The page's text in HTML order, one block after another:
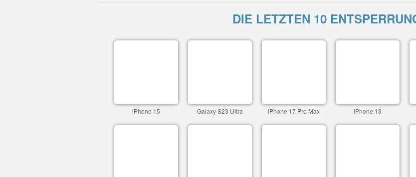
DIE LETZTEN 10
iPhone 15 Galaxy S23 Ultra iPhone 17 Pro Max iPhone 13